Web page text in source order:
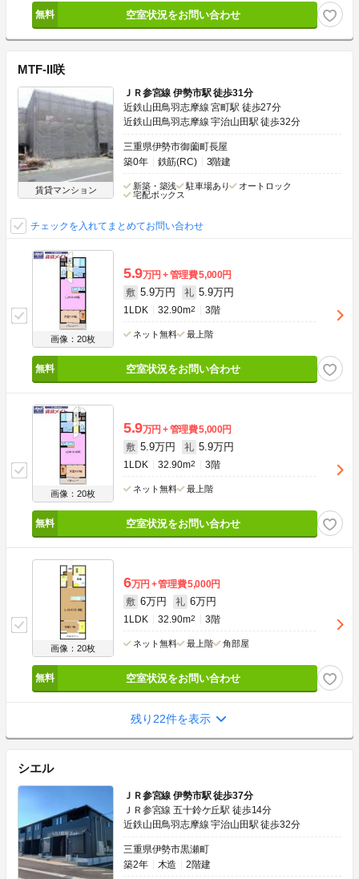
空室状況をお問い合わせ
MTF-II咲
賃貸マンション
ＪＲ参宮線 伊勢市駅 徒歩31分
近鉄山田鳥羽志摩線 宮町駅 徒歩27分
近鉄山田鳥羽志摩線 宇治山田駅 徒歩32分
三重県伊勢市御薗町長屋
築0年
鉄筋(RC) 3階建
新築・築浅 駐車場あり
オートロック
宅配ボックス
チェックを入れてまとめてお問い合わせ
画像：20枚
5.9万円 管理費5,000円
敷 5.9万円 礼 5.9万円
1LDK 32.90m2 3階
ネット無料 最上階
空室状況をお問い合わせ
画像：20枚
5.9万円 管理費5,000円
敷 5.9万円 礼 5.9万円
1LDK 32.90m2 3階
ネット無料 最上階
空室状況をお問い合わせ
画像：20枚
6万円 管理費5,000円
敷 6万円 礼 6万円
1LDK 32.90m2 3階
ネット無料 最上階 角部屋
空室状況をお問い合わせ
残り22件を表示
シエル
ＪＲ参宮線 伊勢市駅 徒歩37分
ＪＲ参宮線 五十鈴ケ丘駅 徒歩14分
近鉄山田鳥羽志摩線 宇治山田駅 徒歩32分
三重県伊勢市黒瀬町
築2年
木造 2階建